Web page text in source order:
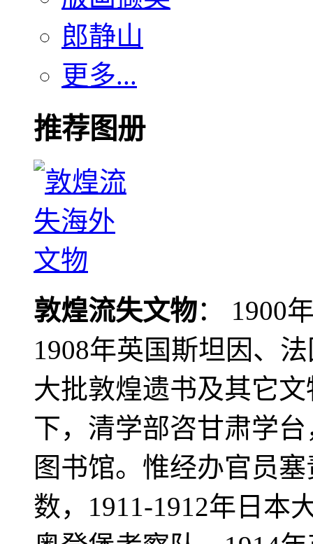
郎静山
更多...
推荐图册
敦煌流失文物： 1900
1908年英国斯坦因、
大批敦煌遗书及其它
下，清学部咨甘肃学
图书馆。惟经办官员
数，1911-1912年日本